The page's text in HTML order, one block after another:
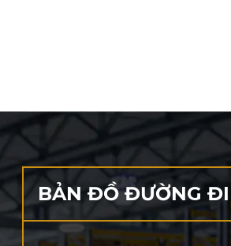
BẢN ĐỒ ĐƯỜNG ĐI